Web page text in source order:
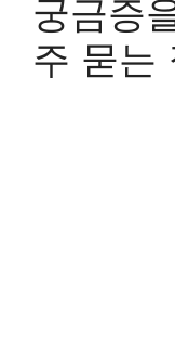
궁금증
주 묻는